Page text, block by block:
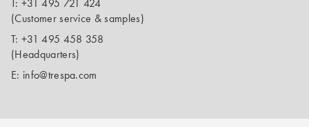
T: +31 495 721 424
(Customer service & samples)
T: +31 495 458 358
(Headquarters)
E: info@trespa.com